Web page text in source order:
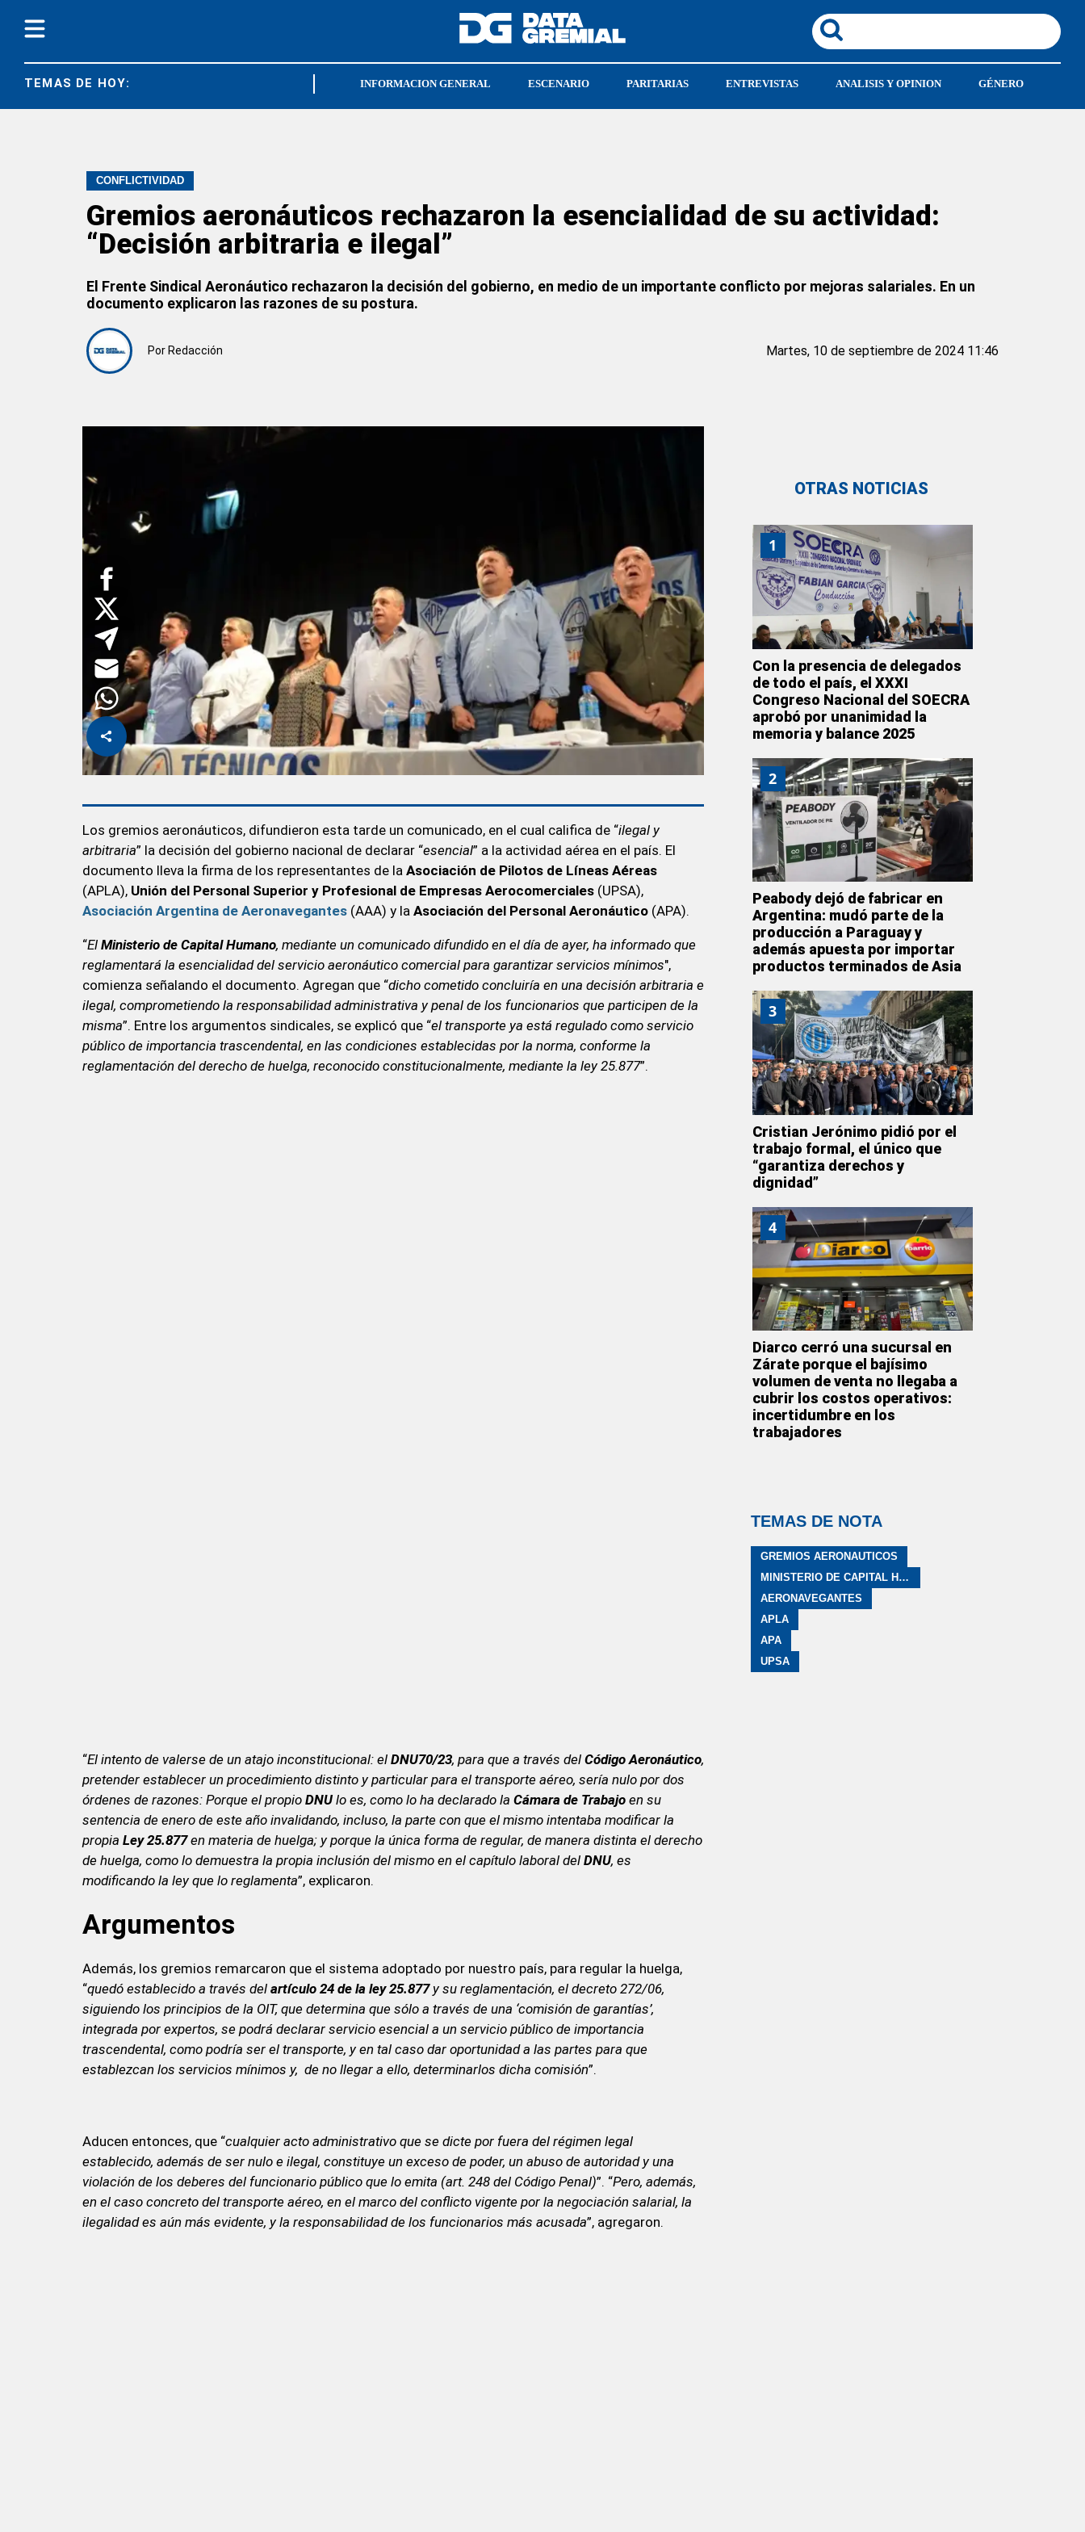
TEMAS DE HOY: CRISTIAN JERÓNIMO SOECRA
INFORMACION GENERAL ESCENARIO PARITARIAS ENTREVISTAS ANALISIS Y OPINION GÉNERO
CONFLICTIVIDAD
Gremios aeronáuticos rechazaron la esencialidad de su actividad:
“Decisión arbitraria e ilegal”
El Frente Sindical Aeronáutico rechazaron la decisión del gobierno, en medio de un importante conflicto por mejoras salariales. En un
documento explicaron las razones de su postura.
Por Redacción Martes, 10 de septiembre de 2024 11:46
Los gremios aeronáuticos, difundieron esta tarde un comunicado, en el cual califica de “ilegal y
arbitraria” la decisión del gobierno nacional de declarar “esencial” a la actividad aérea en el país. El
documento lleva la firma de los representantes de la Asociación de Pilotos de Líneas Aéreas
(APLA), Unión del Personal Superior y Profesional de Empresas Aerocomerciales (UPSA),
Asociación Argentina de Aeronavegantes (AAA) y la Asociación del Personal Aeronáutico (APA).
“El Ministerio de Capital Humano, mediante un comunicado difundido en el día de ayer, ha informado que
reglamentará la esencialidad del servicio aeronáutico comercial para garantizar servicios mínimos",
comienza señalando el documento. Agregan que “dicho cometido concluiría en una decisión arbitraria e
ilegal, comprometiendo la responsabilidad administrativa y penal de los funcionarios que participen de la
misma”. Entre los argumentos sindicales, se explicó que “el transporte ya está regulado como servicio
público de importancia trascendental, en las condiciones establecidas por la norma, conforme la
reglamentación del derecho de huelga, reconocido constitucionalmente, mediante la ley 25.877”.
“El intento de valerse de un atajo inconstitucional: el DNU70/23, para que a través del Código Aeronáutico,
pretender establecer un procedimiento distinto y particular para el transporte aéreo, sería nulo por dos
órdenes de razones: Porque el propio DNU lo es, como lo ha declarado la Cámara de Trabajo en su
sentencia de enero de este año invalidando, incluso, la parte con que el mismo intentaba modificar la
propia Ley 25.877en materia de huelga; y porque la única forma de regular, de manera distinta el derecho
de huelga, como lo demuestra la propia inclusión del mismo en el capítulo laboral del DNU, es
modificando la ley que lo reglamenta”, explicaron.
Argumentos
Además, los gremios remarcaron que el sistema adoptado por nuestro país, para regular la huelga,
“quedó establecido a través del artículo 24 de la ley 25.877y su reglamentación, el decreto 272/06,
siguiendo los principios de la OIT, que determina que sólo a través de una ‘comisión de garantías’,
integrada por expertos, se podrá declarar servicio esencial a un servicio público de importancia
trascendental, como podría ser el transporte, y en tal caso dar oportunidad a las partes para que
establezcan los servicios mínimos y, de no llegar a ello, determinarlos dicha comisión”.
Aducen entonces, que “cualquier acto administrativo que se dicte por fuera del régimen legal
establecido, además de ser nulo e ilegal, constituye un exceso de poder, un abuso de autoridad y una
violación de los deberes del funcionario público que lo emita (art. 248 del Código Penal)”. “Pero, además,
en el caso concreto del transporte aéreo, en el marco del conflicto vigente por la negociación salarial, la
ilegalidad es aún más evidente, y la responsabilidad de los funcionarios más acusada”, agregaron.
OTRAS NOTICIAS
1
Con la presencia de delegados
de todo el país, el XXXI
Congreso Nacional del SOECRA
aprobó por unanimidad la
memoria y balance 2025
2
Peabody dejó de fabricar en
Argentina: mudó parte de la
producción a Paraguay y
además apuesta por importar
productos terminados de Asia
3
Cristian Jerónimo pidió por el
trabajo formal, el único que
“garantiza derechos y
dignidad”
4
Diarco cerró una sucursal en
Zárate porque el bajísimo
volumen de venta no llegaba a
cubrir los costos operativos:
incertidumbre en los
trabajadores
TEMAS DE NOTA
GREMIOS AERONAUTICOS
MINISTERIO DE CAPITAL HUMANO
AERONAVEGANTES
APLA
APA
UPSA